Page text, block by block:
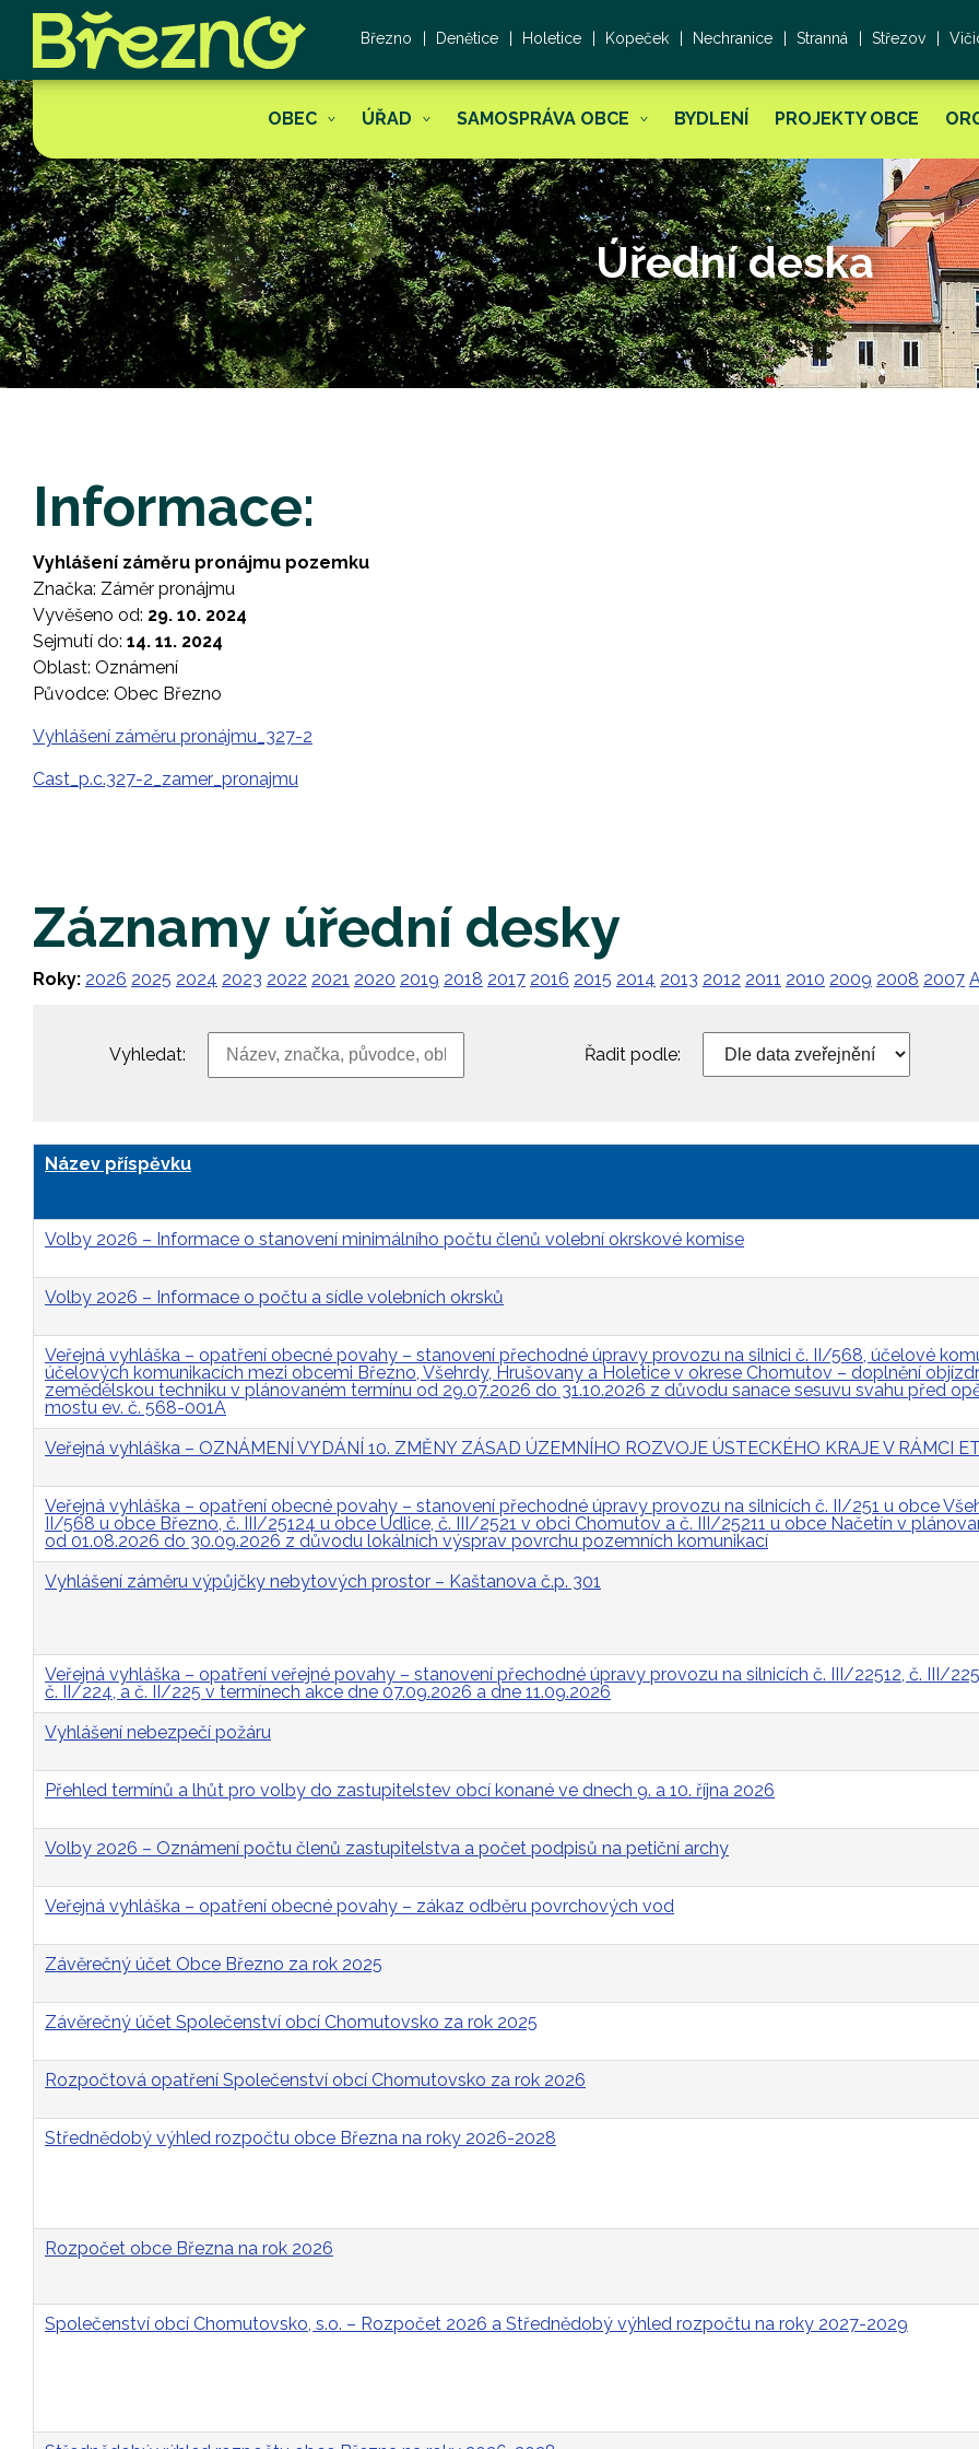
Březno Denětice Holetice Kopeček Nechranice Stranná Střezov
OBEC ÚŘAD SAMOSPRÁVA OBCE BYDLENÍ PROJEKTY OBCE
Úřední deska
Informace:
Vyhlášení záměru pronájmu pozemku
Značka: Záměr pronájmu
Vyvěšeno od: 29. 10. 2024
Sejmutí do: 14. 11. 2024
Oblast: Oznámení
Původce: Obec Březno
Vyhlášení záměru pronájmu_327-2
Cast_p.c.327-2_zamer_pronajmu
Záznamy úřední desky
Roky: 2026 2025 2024 2023 2022 2021 2020 2019 2018 2017 2016 2015 2014 2013 2012 2011 2010 2009 2008 2007
Vyhledat: Řadit podle:
Název příspěvku
Volby 2026 – Informace o stanovení minimálního počtu členů volební okrskové komise
Volby 2026 – Informace o počtu a sídle volebních okrsků
Veřejná vyhláška – opatření obecné povahy – stanovení přechodné úpravy provozu na silnici č. II/568, účelové
účelových komunikacích mezi obcemi Březno, Všehrdy, Hrušovany a Holetice v okrese Chomutov – doplnění
zemědělskou techniku v plánovaném termínu od 29.07.2026 do 31.10.2026 z důvodu sanace sesuvu svahu před
mostu ev. č. 568-001A
Veřejná vyhláška – OZNÁMENÍ VYDÁNÍ 10. ZMĚNY ZÁSAD ÚZEMNÍHO ROZVOJE ÚSTECKÉHO KRAJE V RÁMCI
Veřejná vyhláška – opatření obecné povahy – stanovení přechodné úpravy provozu na silnicích č. II/251 u obce
II/568 u obce Březno, č. III/25124 u obce Údlice, č. III/2521 v obci Chomutov a č. III/25211 u obce Načetín v
od 01.08.2026 do 30.09.2026 z důvodu lokálních výsprav povrchu pozemních komunikací
Vyhlášení záměru výpůjčky nebytových prostor – Kaštanova č.p. 301
Veřejná vyhláška – opatření veřejné povahy – stanovení přechodné úpravy provozu na silnicích č. III/22512, č. III/
č. II/224, a č. II/225 v termínech akce dne 07.09.2026 a dne 11.09.2026
Vyhlášení nebezpečí požáru
Přehled termínů a lhůt pro volby do zastupitelstev obcí konané ve dnech 9. a 10. října 2026
Volby 2026 – Oznámení počtu členů zastupitelstva a počet podpisů na petiční archy
Veřejná vyhláška – opatření obecné povahy – zákaz odběru povrchových vod
Závěrečný účet Obce Březno za rok 2025
Závěrečný účet Společenství obcí Chomutovsko za rok 2025
Rozpočtová opatření Společenství obcí Chomutovsko za rok 2026
Střednědobý výhled rozpočtu obce Března na roky 2026-2028
Rozpočet obce Března na rok 2026
Společenství obcí Chomutovsko, s.o. – Rozpočet 2026 a Střednědobý výhled rozpočtu na roky 2027-2029